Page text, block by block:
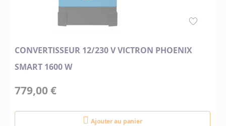
CONVERTISSEUR 12/230 V VICTRON PHOENIX
SMART 1600 W
779,00 €
Ajouter au panier